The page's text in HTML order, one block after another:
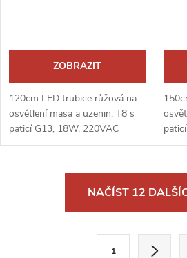
ZOBRAZIT
120cm LED trubice růžová na
osvětlení masa a uzenin, T8 s
paticí G13, 18W, 220VAC
NAČÍST 12
1